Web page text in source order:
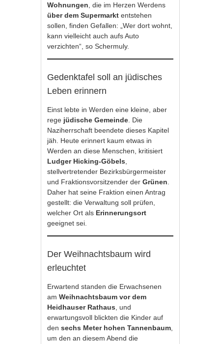
Wohnungen, die im Herzen Werdens
über dem Supermarkt entstehen
sollen, finden Gefallen: „Wer dort wohnt,
kann vielleicht auch aufs Auto
verzichten“, so Schermuly.
Gedenktafel soll an jüdisches
Leben erinnern
Einst lebte in Werden eine kleine, aber
rege jüdische Gemeinde. Die
Naziherrschaft beendete dieses Kapitel
jäh. Heute erinnert kaum etwas in
Werden an diese Menschen, kritisiert
Ludger Hicking-Göbels,
stellvertretender Bezirksbürgermeister
und Fraktionsvorsitzender derGrünen.
Daher hat seine Fraktion einen Antrag
gestellt: die Verwaltung soll prüfen,
welcher Ort als Erinnerungsort
geeignet sei.
Der Weihnachtsbaum wird
erleuchtet
Erwartend standen die Erwachsenen
amWeihnachtsbaum vor dem
Heidhauser Rathaus, und
erwartungsvoll blickten die Kinder auf
densechs Meter hohen Tannenbaum,
um den an diesem Abend die